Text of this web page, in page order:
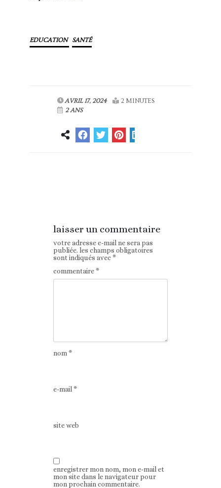
EDUCATION SANTÉ
AVRIL 17, 2024
2 MINUTES
2 ANS
laisser un commentaire
votre adresse e-mail ne sera pas
publiée. les champs obligatoires
sont indiqués avec*
commentaire*
nom*
e-mail*
site web
enregistrer mon nom, mon e-mail et
mon site dans le navigateur pour
mon prochain commentaire.